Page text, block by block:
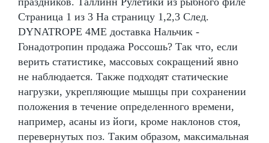
Страница 1 из 3 На страницу 1,2,3 След.
DYNATROPE 4ME доставка Нальчик -
Гонадотропин продажа Россошь? Так что, если
верить статистике, массовых сокращений явно
не наблюдается. Также подходят статические
нагрузки, укрепляющие мышцы при сохранении
положения в течение определенного времени,
например, асаны из йоги, кроме наклонов стоя,
перевернутых поз. Таким образом, максимальная